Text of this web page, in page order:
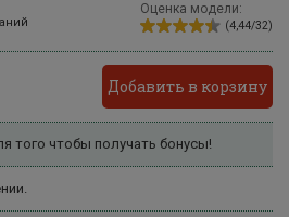
Оценка модели:
(4,44/32)
Добавить в корзину
того чтобы получать бонусы!